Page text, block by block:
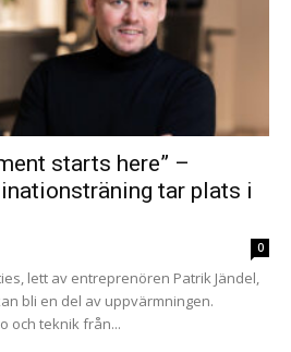
starts here” –
tar plats i
0
lett av entreprenören Patrik Jändel,
bli en del av uppvärmningen.
och teknik från...